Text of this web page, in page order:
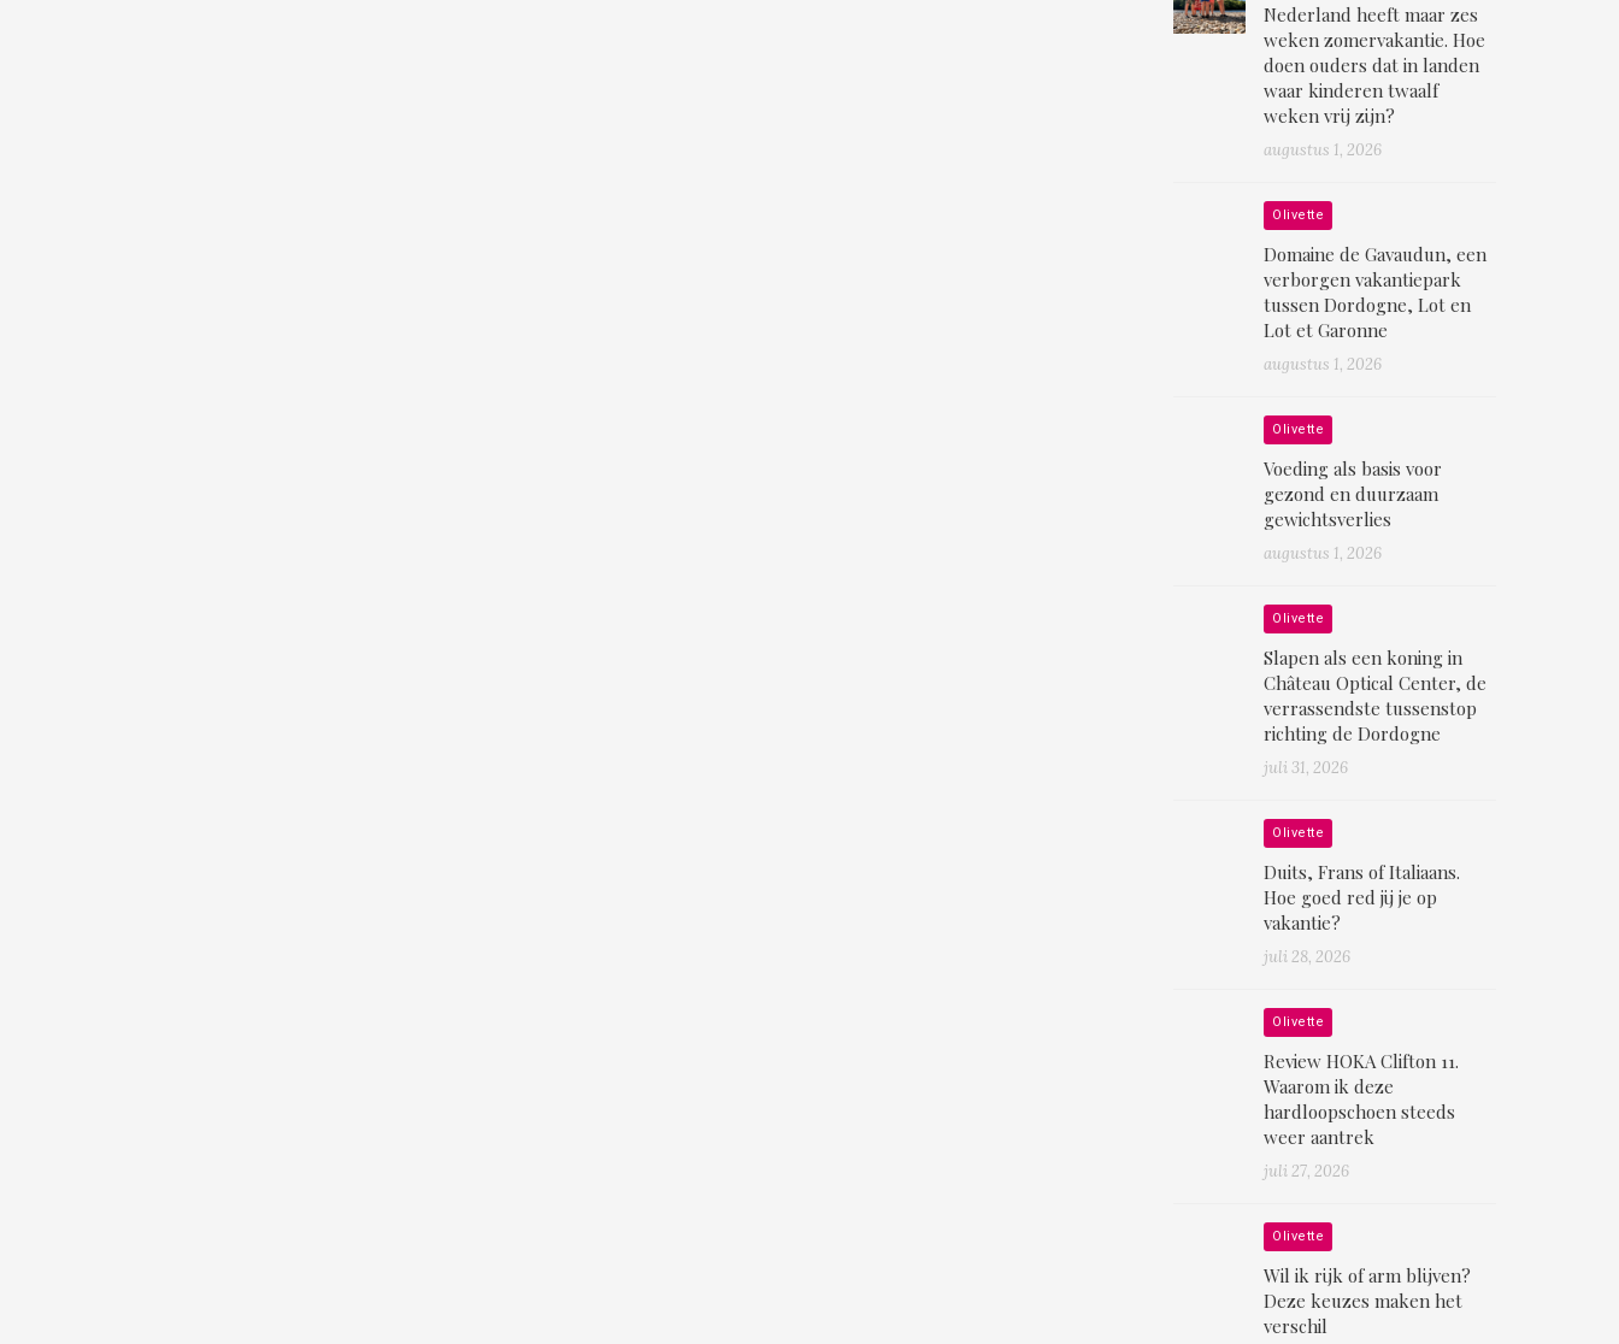
Nederland heeft maar zes
weken zomervakantie. Hoe
doen ouders dat in landen
waar kinderen twaalf
weken vrij zijn?
augustus 1, 2026
Olivette
Domaine de Gavaudun, een
verborgen vakantiepark
tussen Dordogne, Lot en
Lot et Garonne
augustus 1, 2026
Olivette
Voeding als basis voor
gezond en duurzaam
gewichtsverlies
augustus 1, 2026
Olivette
Slapen als een koning in
Château Optical Center, de
verrassendste tussenstop
richting de Dordogne
juli 31, 2026
Olivette
Duits, Frans of Italiaans.
Hoe goed red jij je op
vakantie?
juli 28, 2026
Olivette
Review HOKA Clifton 11.
Waarom ik deze
hardloopschoen steeds
weer aantrek
juli 27, 2026
Olivette
Wil ik rijk of arm blijven?
Deze keuzes maken het
verschil